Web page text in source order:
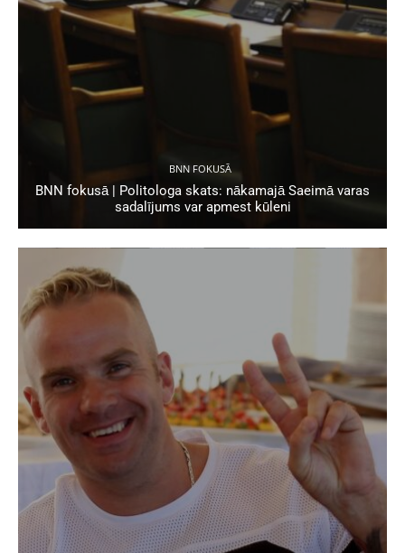
BNN FOKUSĀ
BNN fokusā | Politologa skats: nākamajā Saeimā varas
sadalījums var apmest kūleni